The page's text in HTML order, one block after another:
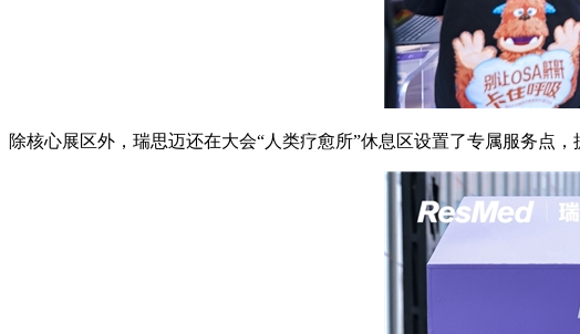
除核心展区外，瑞思迈还在大会“人类疗愈所”休息区设置了专属服务点